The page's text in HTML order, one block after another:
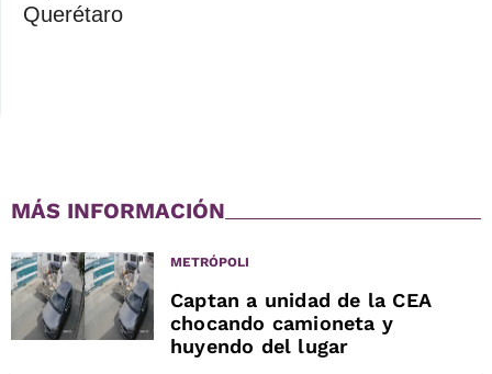
Querétaro
MÁS INFORMACIÓN
METRÓPOLI
Captan a unidad de la CEA
chocando camioneta y
huyendo del lugar